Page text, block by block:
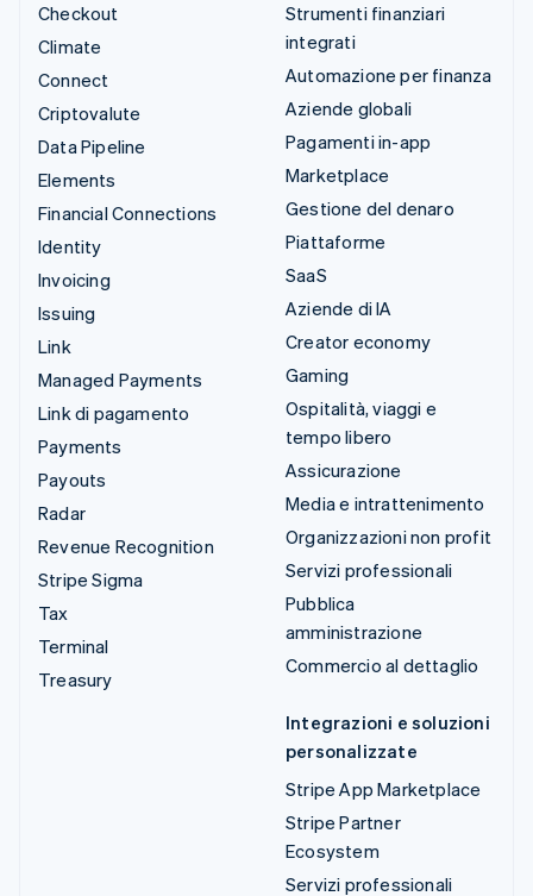
Checkout
Climate
Connect
Criptovalute
Data Pipeline
Elements
Financial Connections
Identity
Invoicing
Issuing
Link
Managed Payments
Link di pagamento
Payments
Payouts
Radar
Revenue Recognition
Stripe Sigma
Tax
Terminal
Treasury
Strumenti finanziari
integrati
Automazione per finanza
Aziende globali
Pagamenti in-app
Marketplace
Gestione del denaro
Piattaforme
SaaS
Aziende di IA
Creator economy
Gaming
Ospitalità, viaggi e
tempo libero
Assicurazione
Media e intrattenimento
Organizzazioni non profit
Servizi professionali
Pubblica
amministrazione
Commercio al dettaglio
Integrazioni e soluzioni
personalizzate
Stripe App Marketplace
Stripe Partner
Ecosystem
Servizi professionali